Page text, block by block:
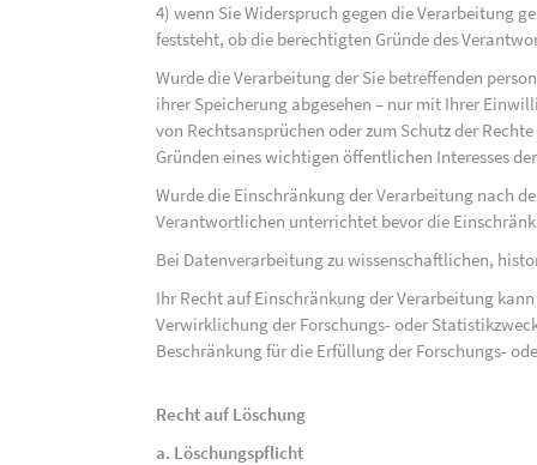
4) wenn Sie Widerspruch gegen die Verarbeitung
feststeht, ob die berechtigten Gründe des
Wurde die Verarbeitung der Sie betreffenden
ihrer Speicherung abgesehen – nur mit Ihrer
von Rechtsansprüchen oder zum Schutz der
Gründen eines wichtigen öffentlichen Interesses
Wurde die Einschränkung der Verarbeitung nach
Verantwortlichen unterrichtet bevor die
Bei Datenverarbeitung zu wissenschaftlichen,
Ihr Recht auf Einschränkung der Verarbeitung
Verwirklichung der Forschungs- oder
Beschränkung für die Erfüllung der Forschungs-
Recht auf Löschung
a. Löschungspflicht